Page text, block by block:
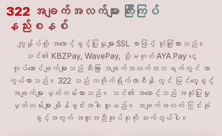
322 အချက်အလက်များ ကြီးကြပ်
နည်းစနစ်
ကျွန်ုပ်တို့ အကောင့်ခွင့်ပြုမှုများ SSL စာဖြင့် လုံခြုံထားသည်။
သင်၏ KBZPay, WavePay, သို့မဟုတ် AYA Pay ငွေ
လုပ်ဆောင်ချက်များသည် သီးခြား အချက်အလက်အဘ ရက်တွင် ကာ
ကွယ်ထားသည်။ 322 သည် ကတိုက်ရိုက်ကာစီနို တွင် မြင်တွေ့ခွင့်
အချက်များ မှတ်တမ်းထားသည်။ သင်၏ အကောင့်သည် အသုံးပြုမှု
မှတ်တမ်းများ ချိန်ခွင်းအခါ ယူမည်။ အချက်အလက် ငြင်းခုံ
ခွင့်အတွက် အကူအညီအုပ်စုကို ဆက်သွယ်ပါ။